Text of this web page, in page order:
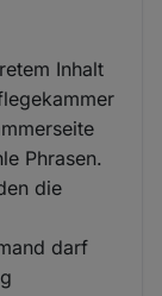
Inhalt
Phrasen.
die
darf